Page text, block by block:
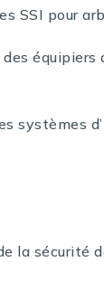
SSI pour
systèmes
la sécurité